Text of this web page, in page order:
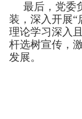
最后， 党委
装，深入开展“
理论学习深入
杆选树宣传，
发展。